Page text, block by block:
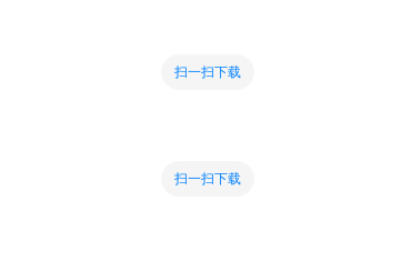
扫一扫下载
扫一扫下载